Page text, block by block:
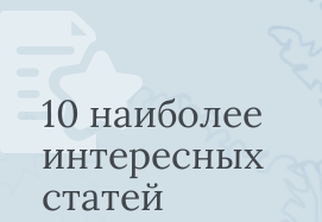
10 наиболее
интересных
статей